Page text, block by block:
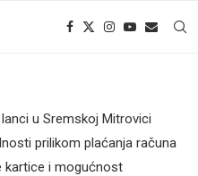
u Sremskoj Mitrovici
prilikom plaćanja računa
kartice i mogućnost